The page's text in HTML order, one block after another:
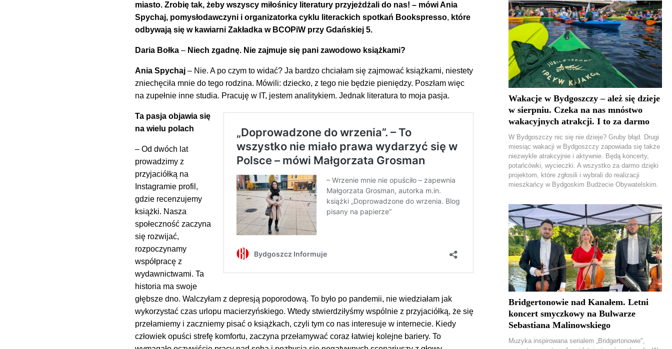
miasto. Zrobię tak, żeby wszyscy miłośnicy literatury przyjeżdżali do nas! – mówi Ania
Spychaj, pomysłodawczyni i organizatorka cyklu literackich spotkań Bookspresso, które
odbywają się w kawiarni Zakładka w BCOPiW przy Gdańskiej 5.
Daria Bołka – Niech zgadnę. Nie zajmuje się pani zawodowo książkami?
Ania Spychaj – Nie. A po czym to widać? Ja bardzo chciałam się zajmować książkami, niestety
zniechęciła mnie do tego rodzina. Mówili: dziecko, z tego nie będzie pieniędzy. Poszłam więc
na zupełnie inne studia. Pracuję w IT, jestem analitykiem. Jednak literatura to moja pasja.
Ta pasja objawia się
na wielu polach
– Od dwóch lat
prowadzimy z
przyjaciółką na
Instagramie profil,
gdzie recenzujemy
książki. Nasza
społeczność zaczyna
się rozwijać,
rozpoczynamy
współpracę z
wydawnictwami. Ta
historia ma swoje
głębsze dno. Walczyłam z depresją poporodową. To było po pandemii, nie wiedziałam jak
wykorzystać czas urlopu macierzyńskiego. Wtedy stwierdziłyśmy wspólnie z przyjaciółką, że się
przełamiemy i zaczniemy pisać o książkach, czyli tym co nas interesuje w internecie. Kiedy
człowiek opuści strefę komfortu, zaczyna przełamywać coraz łatwiej kolejne bariery. To
Wakacje w Bydgoszczy – ależ się dzieje
w sierpniu. Czeka na nas mnóstwo
wakacyjnych atrakcji. I to za darmo
W Bydgoszczy nic się nie dzieje? Gruby błąd. Drugi
miesiąc wakacji w Bydgoszczy zapowiada się także
niezwykle atrakcyjnie i aktywnie. Będą koncerty,
potańcówki, wycieczki. A wszystko za darmo dzięki
projektom, które zgłosili i wybrali do realizacji
mieszkańcy w Bydgoskim Budżecie Obywatelskim.
Bridgertonowie nad Kanałem. Letni
koncert smyczkowy na Bulwarze
Sebastiana Malinowskiego
Muzyka inspirowana serialem „Bridgertonowie",